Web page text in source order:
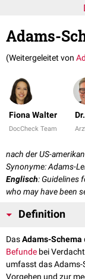
Adams-
(Weitergeleitet von
Fiona Walter
DocCheck Team
nach der US-
Synonyme: Adams-
Englisch: Guidelines
who may have been
Definition
DasAdams-Schema
Befunde bei
umfasst das Adams-
Vorgehen und zur